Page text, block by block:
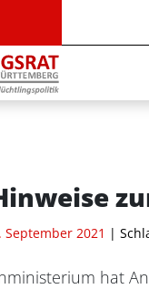
September 2021 |
hat